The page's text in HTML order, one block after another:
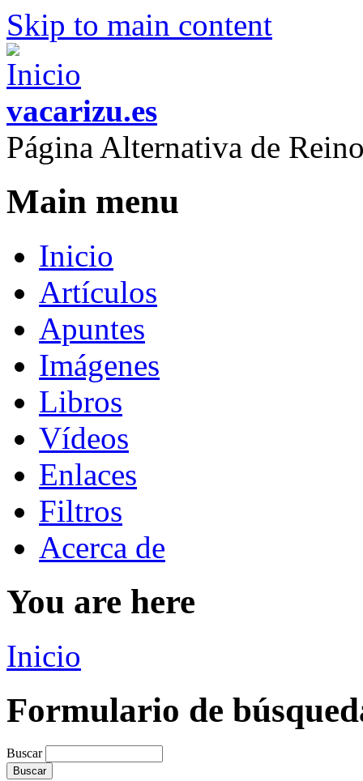
Skip to main content
vacarizu.es
Página Alternativa de
Main menu
Inicio
Artículos
Apuntes
Imágenes
Libros
Vídeos
Enlaces
Filtros
Acerca de
You are here
Inicio
Formulario de
Buscar